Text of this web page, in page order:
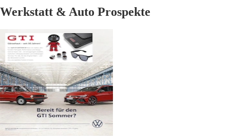
Werkstatt & Auto Prospekte